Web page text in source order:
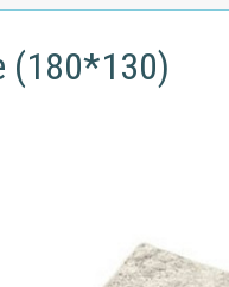
(180*130)